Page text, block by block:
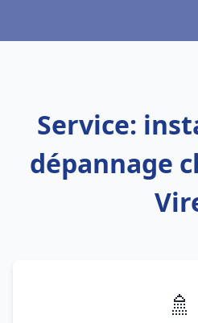
Service:
dépannage
🚿